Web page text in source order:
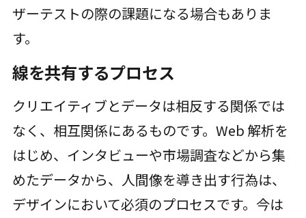
ザーテストの際の課題になる場合もありま
す。
線を共有するプロセス
クリエイティブとデータは相反する関係では
なく、相互関係にあるものです。Web 解析を
はじめ、インタビューや市場調査などから集
めたデータから、人間像を導き出す行為は、
デザインにおいて必須のプロセスです。今は